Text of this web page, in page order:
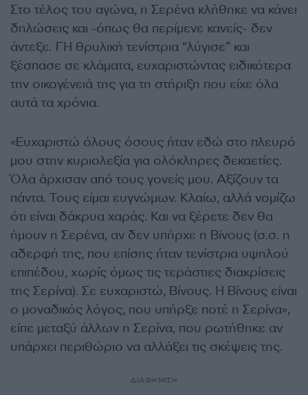
Στο τέλος του αγώνα, η Σερένα κλήθηκε να κάνει
δηλώσεις και -όπως θα περίμενε κανείς- δεν
άντεξε. ΓΗ θρυλική τενίστρια “λύγισε” και
ξέσπασε σε κλάματα, ευχαριστώντας ειδικότερα
την οικογένειά της για τη στήριξη που είχε όλα
αυτά τα χρόνια.
«Ευχαριστώ όλους όσους ήταν εδώ στο πλευρό
μου στην κυριολεξία για ολόκληρες δεκαετίες.
Όλα άρχισαν από τους γονείς μου. Αξίζουν τα
πάντα. Τους είμαι ευγνώμων. Κλαίω, αλλά νομίζω
ότι είναι δάκρυα χαράς. Και να ξέρετε δεν θα
ήμουν η Σερένα, αν δεν υπήρχε η Βίνους (σ.σ. η
αδερφή της, που επίσης ήταν τενίστρια υψηλού
επιπέδου, χωρίς όμως τις τεράστιες διακρίσεις
της Σερίνα). Σε ευχαριστώ, Βίνους. Η Βίνους είναι
ο μοναδικός λόγος, που υπήρξε ποτέ η Σερίνα»,
είπε μεταξύ άλλων η Σερίνα, που ρωτήθηκε αν
υπάρχει περιθώριο να αλλάξει τις σκέψεις της.
ΔΙΑΦΗΜΙΣΗ